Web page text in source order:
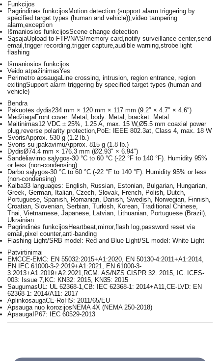
Funkcijos
Pagrindinės funkcijos Motion detection (support alarm triggering by
specified target types (human and vehicle)),video tampering
alarm,exception
Išmaniosios funkcijosScene change detection
SąsajaUpload to FTP/NAS/memory card,notify surveillance center,send
email,trigger recording,trigger capture,audible warning,strobe light
flashing
Išmaniosios funkcijos
Veido atpažinimasYes
Perimetro apsaugaLine crossing, intrusion, region entrance, region
exitingSupport alarm triggering by specified target types (human and
vehicle)
Bendra
Pakuotės dydis234 mm × 120 mm × 117 mm (9.2″ × 4.7″ × 4.6″)
MedžiagaFront cover: Metal, body: Metal, bracket: Metal
Maitinimas12 VDC ± 25%, 1.25 A, max. 15 W,Ø5.5 mm coaxial power
plug,reverse polarity protection,PoE: IEEE 802.3at, Class 4, max. 18 W
SvorisApprox. 530 g (1.2 lb.)
Svoris su įpakavimuApprox. 815 g (1.8 lb.)
DydisØ74.4 mm × 176.3 mm (Ø2.93″ × 6.94″)
Sandėliavimo sąlygos-30 °C to 60 °C (-22 °F to 140 °F). Humidity 95%
or less (non-condensing)
Darbo sąlygos-30 °C to 60 °C (-22 °F to 140 °F). Humidity 95% or less
(non-condensing)
Kalba33 languages: English, Russian, Estonian, Bulgarian, Hungarian,
Greek, German, Italian, Czech, Slovak, French, Polish, Dutch,
Portuguese, Spanish, Romanian, Danish, Swedish, Norwegian, Finnish,
Croatian, Slovenian, Serbian, Turkish, Korean, Traditional Chinese,
Thai, Vietnamese, Japanese, Latvian, Lithuanian, Portuguese (Brazil),
Ukrainian
Pagrindinės funkcijos Heartbeat,mirror,flash log,password reset via
email,pixel counter,anti-banding
Flashing Light/SRB model: Red and Blue Light/SL model: White Light
Patvirtinimai
EMCCE-EMC: EN 55032:2015+A1:2020, EN 50130-4:2011+A1:2014,
EN IEC 61000-3-2:2019+A1:2021, EN 61000-3-
3:2013+A1:2019+A2:2021,RCM: AS/NZS CISPR 32: 2015, IC: ICES-
003: Issue 7,KC: KN32: 2015, KN35: 2015
SaugumasUL: UL 62368-1,CB: IEC 62368-1: 2014+A11,CE-LVD: EN
62368-1: 2014/A11: 2017
AplinkosaugaCE-RoHS: 2011/65/EU
Apsauga nuo korozijos NEMA 4X (NEMA 250-2018)
ApsaugaIP67: IEC 60529-2013